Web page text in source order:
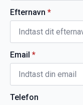
Efternavn *
Email *
Telefon